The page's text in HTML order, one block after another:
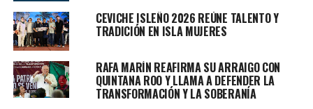
CEVICHE ISLEÑO 2026 REÚNE TALENTO Y
TRADICIÓN EN ISLA MUJERES
RAFA MARÍN REAFIRMA SU ARRAIGO CON
QUINTANA ROO Y LLAMA A DEFENDER LA
TRANSFORMACIÓN Y LA SOBERANÍA